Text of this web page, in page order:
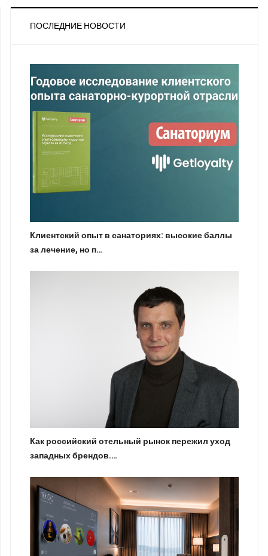
ПОСЛЕДНИЕ НОВОСТИ
Клиентский опыт в санаториях: высокие баллы
за лечение, но п…
Как российский отельный рынок пережил уход
западных брендов.…